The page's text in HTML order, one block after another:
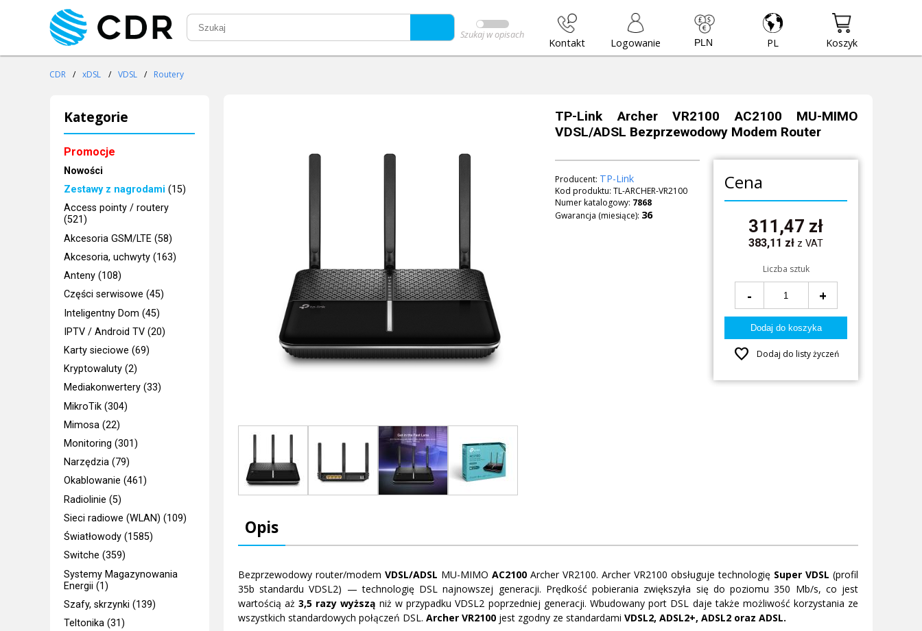
Szukaj w opisach
Kontakt Logowanie PL Koszyk
CDR / xDSL / VDSL / Routery
Kategorie
Promocje
Nowości
Zestawy z nagrodami (15)
Access pointy / routery
(521)
Akcesoria GSM/LTE (58)
Akcesoria, uchwyty (163)
Anteny (108)
Części serwisowe (45)
Inteligentny Dom (45)
IPTV / Android TV (20)
Karty sieciowe (69)
Kryptowaluty (2)
Mediakonwertery (33)
MikroTik (304)
Mimosa (22)
Monitoring (301)
Narzędzia (79)
Okablowanie (461)
Radiolinie (5)
Sieci radiowe (WLAN) (109)
Światłowody (1585)
Switche (359)
Systemy Magazynowania
Energii (1)
Szafy, skrzynki (139)
Teltonika (31)
TP-Link Archer VR2100 AC2100 MU-MIMO
VDSL/ADSL Bezprzewodowy Modem Router
Producent: TP-Link
Kod produktu:TL-ARCHER-VR2100
Numer katalogowy: 7868
Gwarancja (miesiące):
Cena
311,47 zł
383,11 zł z VAT
Liczba sztuk
- +
favorite Dodaj do listy życzeń
Opis
Bezprzewodowy router/modem VDSL/ADSL MU-MIMO AC2100Archer VR2100. Archer VR2100 obsługuje technologię Super VDSL (profil
35b standardu VDSL2) — technologię DSL najnowszej generacji. Prędkość pobierania zwiększyła się do poziomu 350 Mb/s, co jest
wartością aż3,5 razy wyższą niż w przypadku VDSL2 poprzedniej generacji. Wbudowany port DSL daje także możliwość korzystania ze
wszystkich standardowych połączeń DSL. Archer VR2100jest zgodny ze standardami VDSL2, ADSL2+, ADSL2 oraz ADSL.